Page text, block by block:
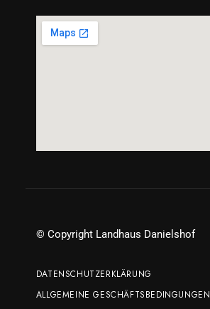
© Copyright Landhaus Danielshof
DATENSCHUTZERKLÄRUNG
ALLGEMEINE GESCHÄFTSBEDINGUNGEN